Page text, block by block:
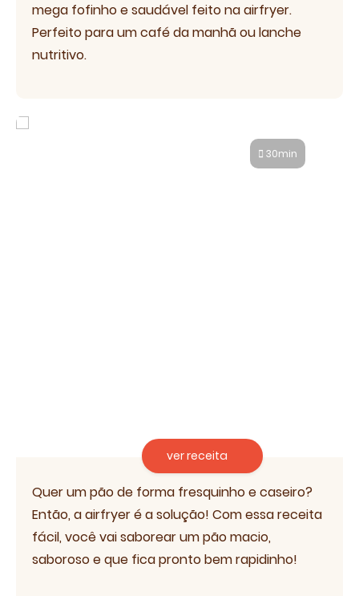
mega fofinho e saudável feito na airfryer.
Perfeito para um café da manhã ou lanche
nutritivo.
Pão de forma fácil na airfryer30min
ver receita
Quer um pão de forma fresquinho e caseiro?
Então, a airfryer é a solução! Com essa receita
fácil, você vai saborear um pão macio,
saboroso e que fica pronto bem rapidinho!